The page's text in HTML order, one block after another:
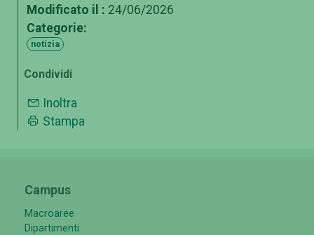
Modificato il : 24/06/2026
Categorie:
notizia
Condividi
Inoltra
Stampa
Campus
Macroaree
Dipartimenti